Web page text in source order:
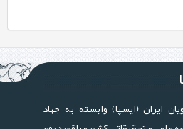
ایران (ایسپا) وابسته به جهاد